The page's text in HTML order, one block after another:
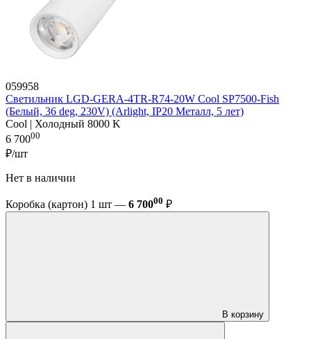
059958
Светильник LGD-GERA-4TR-R74-20W Cool SP7500-Fish
(Белый, 36 deg, 230V) (Arlight, IP20 Металл, 5 лет)
Cool | Холодный 8000 K
6 70000
₽/шт
Нет в наличии
Коробка (картон) 1 шт — 6 70000 ₽
В корзину